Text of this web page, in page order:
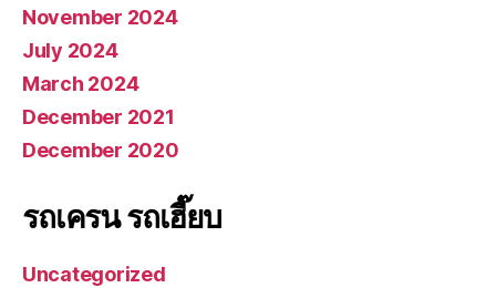
November 2024
July 2024
March 2024
December 2021
December 2020
รถเครน รถเฮี๊ยบ
Uncategorized